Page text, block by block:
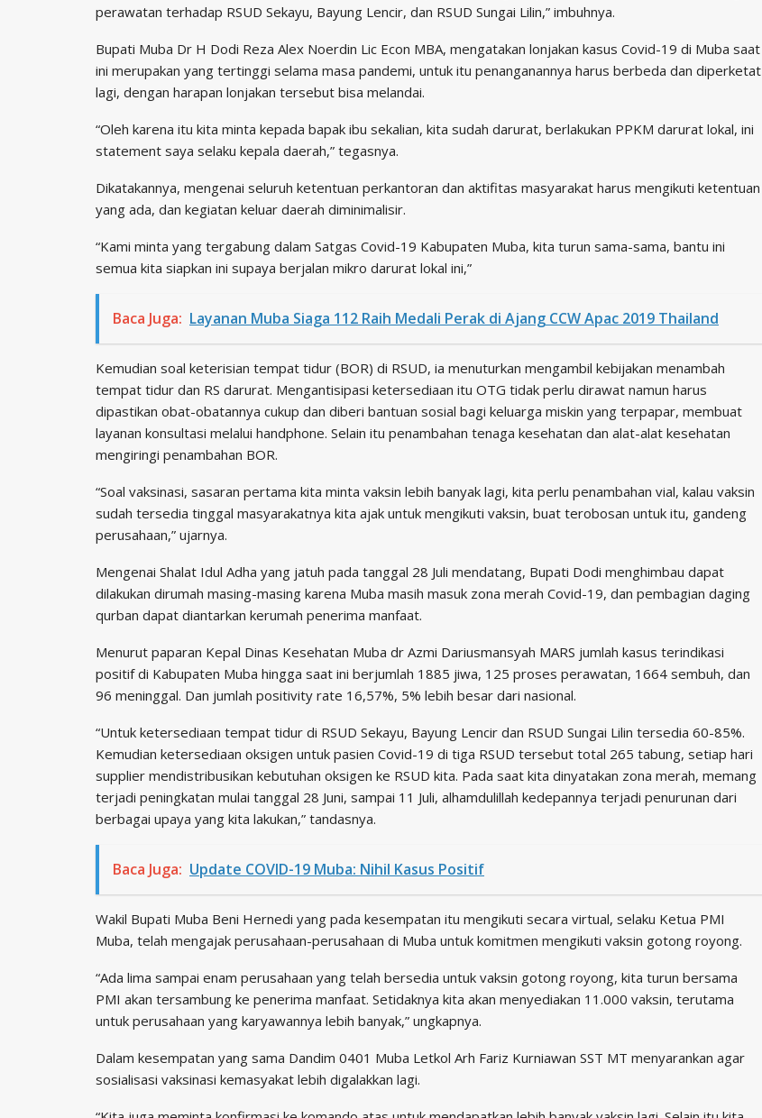
perawatan terhadap RSUD Sekayu, Bayung Lencir, dan RSUD Sungai Lilin,” imbuhnya.
Bupati Muba Dr H Dodi Reza Alex Noerdin Lic Econ MBA, mengatakan lonjakan kasus Covid-19 di Muba saat
ini merupakan yang tertinggi selama masa pandemi, untuk itu penanganannya harus berbeda dan diperketat
lagi, dengan harapan lonjakan tersebut bisa melandai.
“Oleh karena itu kita minta kepada bapak ibu sekalian, kita sudah darurat, berlakukan PPKM darurat lokal, ini
statement saya selaku kepala daerah,” tegasnya.
Dikatakannya, mengenai seluruh ketentuan perkantoran dan aktifitas masyarakat harus mengikuti ketentuan
yang ada, dan kegiatan keluar daerah diminimalisir.
“Kami minta yang tergabung dalam Satgas Covid-19 Kabupaten Muba, kita turun sama-sama, bantu ini
semua kita siapkan ini supaya berjalan mikro darurat lokal ini,”
Baca Juga: Layanan Muba Siaga 112 Raih Medali Perak di Ajang CCW Apac 2019 Thailand
Kemudian soal keterisian tempat tidur (BOR) di RSUD, ia menuturkan mengambil kebijakan menambah
tempat tidur dan RS darurat. Mengantisipasi ketersediaan itu OTG tidak perlu dirawat namun harus
dipastikan obat-obatannya cukup dan diberi bantuan sosial bagi keluarga miskin yang terpapar, membuat
layanan konsultasi melalui handphone. Selain itu penambahan tenaga kesehatan dan alat-alat kesehatan
mengiringi penambahan BOR.
“Soal vaksinasi, sasaran pertama kita minta vaksin lebih banyak lagi, kita perlu penambahan vial, kalau vaksin
sudah tersedia tinggal masyarakatnya kita ajak untuk mengikuti vaksin, buat terobosan untuk itu, gandeng
perusahaan,” ujarnya.
Mengenai Shalat Idul Adha yang jatuh pada tanggal 28 Juli mendatang, Bupati Dodi menghimbau dapat
dilakukan dirumah masing-masing karena Muba masih masuk zona merah Covid-19, dan pembagian daging
qurban dapat diantarkan kerumah penerima manfaat.
Menurut paparan Kepal Dinas Kesehatan Muba dr Azmi Dariusmansyah MARS jumlah kasus terindikasi
positif di Kabupaten Muba hingga saat ini berjumlah 1885 jiwa, 125 proses perawatan, 1664 sembuh, dan
96 meninggal. Dan jumlah positivity rate 16,57%, 5% lebih besar dari nasional.
“Untuk ketersediaan tempat tidur di RSUD Sekayu, Bayung Lencir dan RSUD Sungai Lilin tersedia 60-85%.
Kemudian ketersediaan oksigen untuk pasien Covid-19 di tiga RSUD tersebut total 265 tabung, setiap hari
supplier mendistribusikan kebutuhan oksigen ke RSUD kita. Pada saat kita dinyatakan zona merah, memang
terjadi peningkatan mulai tanggal 28 Juni, sampai 11 Juli, alhamdulillah kedepannya terjadi penurunan dari
berbagai upaya yang kita lakukan,” tandasnya.
Baca Juga: Update COVID-19 Muba: Nihil Kasus Positif
Wakil Bupati Muba Beni Hernedi yang pada kesempatan itu mengikuti secara virtual, selaku Ketua PMI
Muba, telah mengajak perusahaan-perusahaan di Muba untuk komitmen mengikuti vaksin gotong royong.
“Ada lima sampai enam perusahaan yang telah bersedia untuk vaksin gotong royong, kita turun bersama
PMI akan tersambung ke penerima manfaat. Setidaknya kita akan menyediakan 11.000 vaksin, terutama
untuk perusahaan yang karyawannya lebih banyak,” ungkapnya.
Dalam kesempatan yang sama Dandim 0401 Muba Letkol Arh Fariz Kurniawan SST MT menyarankan agar
sosialisasi vaksinasi kemasyakat lebih digalakkan lagi.